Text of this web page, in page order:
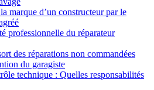
marque d’un constructeur par le
professionnelle du réparateur
des réparations non commandées
du garagiste
technique : Quelles responsabilités